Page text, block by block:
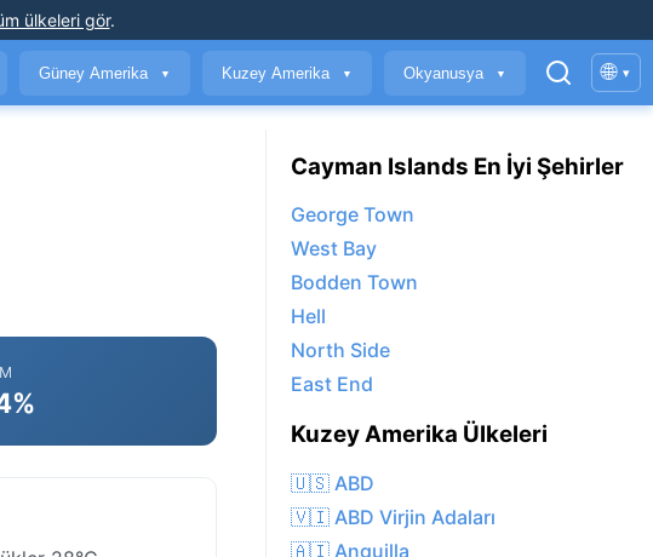
ülkeleri gör.
Güney Amerika ▼ Kuzey Amerika ▼ Okyanusya ▼ 🌐 ▾
Cayman Islands En İyi Şehirler
George Town
West Bay
Bodden Town
Hell
North Side
East End
Kuzey Amerika Ülkeleri
🇺🇸 ABD
🇻🇮 ABD Virjin Adaları
🇦🇮 Anguilla